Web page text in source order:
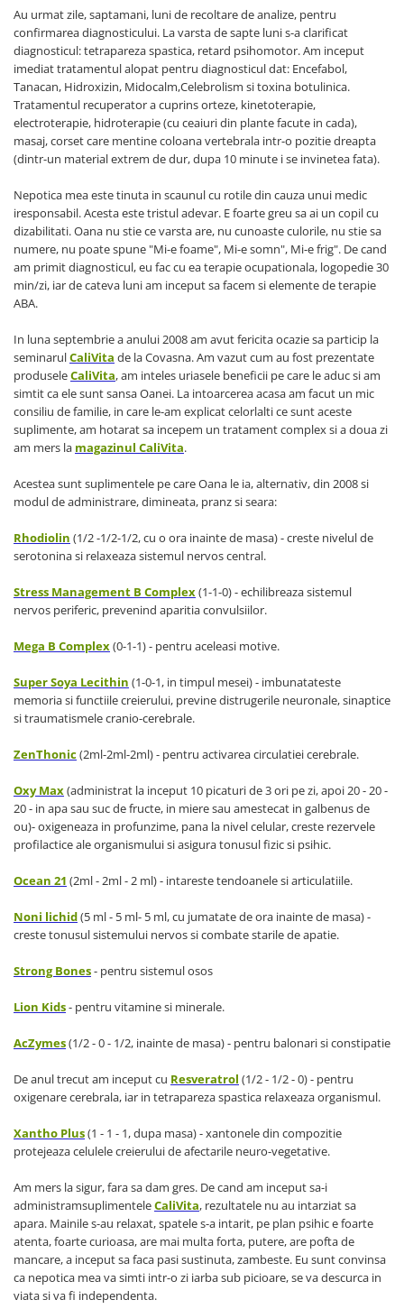
Au urmat zile, saptamani, luni de recoltare de analize, pentru
confirmarea diagnosticului. La varsta de sapte luni s-a clarificat
diagnosticul: tetrapareza spastica, retard psihomotor. Am inceput
imediat tratamentul alopat pentru diagnosticul dat: Encefabol,
Tanacan, Hidroxizin, Midocalm,Celebrolism si toxina botulinica.
Tratamentul recuperator a cuprins orteze, kinetoterapie,
electroterapie, hidroterapie (cu ceaiuri din plante facute in cada),
masaj, corset care mentine coloana vertebrala intr-o pozitie dreapta
(dintr-un material extrem de dur, dupa 10 minute i se invinetea fata).
Nepotica mea este tinuta in scaunul cu rotile din cauza unui medic
iresponsabil. Acesta este tristul adevar. E foarte greu sa ai un copil cu
dizabilitati. Oana nu stie ce varsta are, nu cunoaste culorile, nu stie sa
numere, nu poate spune "Mi-e foame", Mi-e somn", Mi-e frig". De cand
am primit diagnosticul, eu fac cu ea terapie ocupationala, logopedie 30
min/zi, iar de cateva luni am inceput sa facem si elemente de terapie
ABA.
In luna septembrie a anului 2008 am avut fericita ocazie sa particip la
seminarulCaliVita de la Covasna. Am vazut cum au fost prezentate
produseleCaliVita, am inteles uriasele beneficii pe care le aduc si am
simtit ca ele sunt sansa Oanei. La intoarcerea acasa am facut un mic
consiliu de familie, in care le-am explicat celorlalti ce sunt aceste
suplimente, am hotarat sa incepem un tratament complex si a doua zi
am mers la magazinul CaliVita.
Acestea sunt suplimentele pe care Oana le ia, alternativ, din 2008 si
modul de administrare, dimineata, pranz si seara:
Rhodiolin (1/2 -1/2-1/2, cu o ora inainte de masa) - creste nivelul de
serotonina si relaxeaza sistemul nervos central.
Stress Management B Complex(1-1-0) - echilibreaza sistemul
nervos periferic, prevenind aparitia convulsiilor.
Mega B Complex(0-1-1) - pentru aceleasi motive.
Super Soya Lecithin (1-0-1, in timpul mesei) - imbunatateste
memoria si functiile creierului, previne distrugerile neuronale, sinaptice
si traumatismele cranio-cerebrale.
ZenThonic(2ml-2ml-2ml) - pentru activarea circulatiei cerebrale.
Oxy Max(administrat la inceput 10 picaturi de 3 ori pe zi, apoi 20 - 20 -
20 - in apa sau suc de fructe, in miere sau amestecat in galbenus de
ou)- oxigeneaza in profunzime, pana la nivel celular, creste rezervele
profilactice ale organismului si asigura tonusul fizic si psihic.
Ocean 21 (2ml - 2ml - 2 ml) - intareste tendoanele si articulatiile.
Noni lichid(5 ml - 5 ml- 5 ml, cu jumatate de ora inainte de masa) -
creste tonusul sistemului nervos si combate starile de apatie.
Strong Bones- pentru sistemul osos
Lion Kids- pentru vitamine si minerale.
AcZymes(1/2 - 0 - 1/2, inainte de masa) - pentru balonari si constipatie
De anul trecut am inceput cu Resveratrol (1/2 - 1/2 - 0) - pentru
oxigenare cerebrala, iar in tetrapareza spastica relaxeaza organismul.
Xantho Plus(1 - 1 - 1, dupa masa) - xantonele din compozitie
protejeaza celulele creierului de afectarile neuro-vegetative.
Am mers la sigur, fara sa dam gres. De cand am inceput sa-i
administramsuplimenteleCaliVita, rezultatele nu au intarziat sa
apara. Mainile s-au relaxat, spatele s-a intarit, pe plan psihic e foarte
atenta, foarte curioasa, are mai multa forta, putere, are pofta de
mancare, a inceput sa faca pasi sustinuta, zambeste. Eu sunt convinsa
ca nepotica mea va simti intr-o zi iarba sub picioare, se va descurca in
viata si va fi independenta.